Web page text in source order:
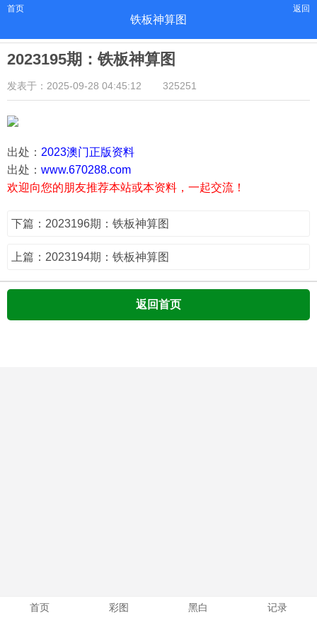
首页
铁板神算图
返回
2023195期：铁板神算图
发表于：2025-09-28 04:45:12 325251
出处： 2023澳门正版资料
出处： www.670288.com
欢迎向您的朋友推荐本站或本资料，一起交流！
下篇：2023196期：铁板神算图
上篇：2023194期：铁板神算图
返回首页
首页 彩图 黑白 记录